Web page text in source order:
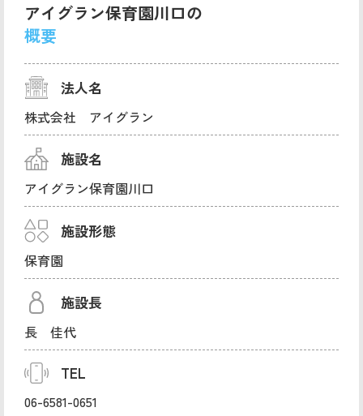
アイグラン保育園川口の
概要
法人名
株式会社 アイグラン
施設名
アイグラン保育園川口
施設形態
保育園
施設長
長 佳代
TEL
06-6581-0651